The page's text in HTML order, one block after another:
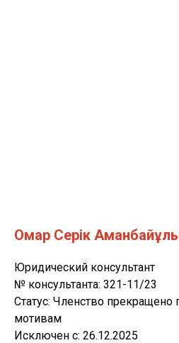
Омар Серік
Юридический консультант
№ консультанта: 321-11/23
Статус: Членство
мотивам
Исключен с: 26.12.2025